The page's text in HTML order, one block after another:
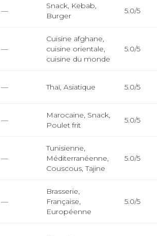
—
Snack, Kebab,
Burger
5.0/5
—
Cuisine afghane,
cuisine orientale,
cuisine du monde
5.0/5
— Thaï, Asiatique 5.0/5
—
Marocaine, Snack,
Poulet frit
5.0/5
—
Tunisienne,
Méditerranéenne,
Couscous, Tajine
5.0/5
—
Brasserie,
Française,
Européenne
5.0/5